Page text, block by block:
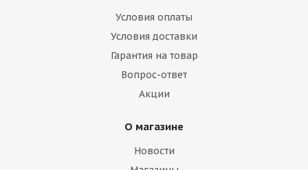
Условия оплаты
Условия доставки
Гарантия на товар
Вопрос-ответ
Акции
О магазине
Новости